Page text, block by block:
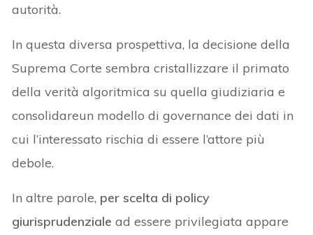
autorità.
In questa diversa prospettiva, la decisione della
Suprema Corte sembra cristallizzare il primato
della verità algoritmica su quella giudiziaria e
consolidareun modello di governance dei dati in
cui l’interessato rischia di essere l’attore più
debole.
In altre parole, per scelta di policy
giurisprudenziale ad essere privilegiata appare